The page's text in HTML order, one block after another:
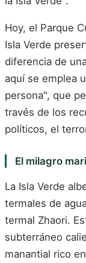
Hoy, el Parque
Isla Verde
diferencia de
aquí se emplea
persona", que
través de los
políticos, el
El milagro
La Isla Verde
termales de
termal Zhaori.
subterráneo
manantial rico